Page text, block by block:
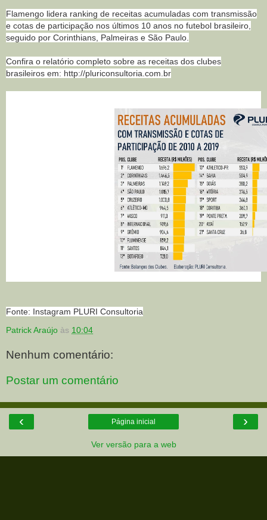
Flamengo lidera ranking de receitas acumuladas com transmissão
e cotas de participação nos últimos 10 anos no futebol brasileiro,
seguido por Corinthians, Palmeiras e São Paulo.
Confira o relatório completo sobre as receitas dos clubes
brasileiros em: http://pluriconsultoria.com.br
Fonte: Instagram PLURI Consultoria
Patrick Araújo às 10:04
Nenhum comentário:
Postar um comentário
‹ ›
Página inicial
Ver versão para a web